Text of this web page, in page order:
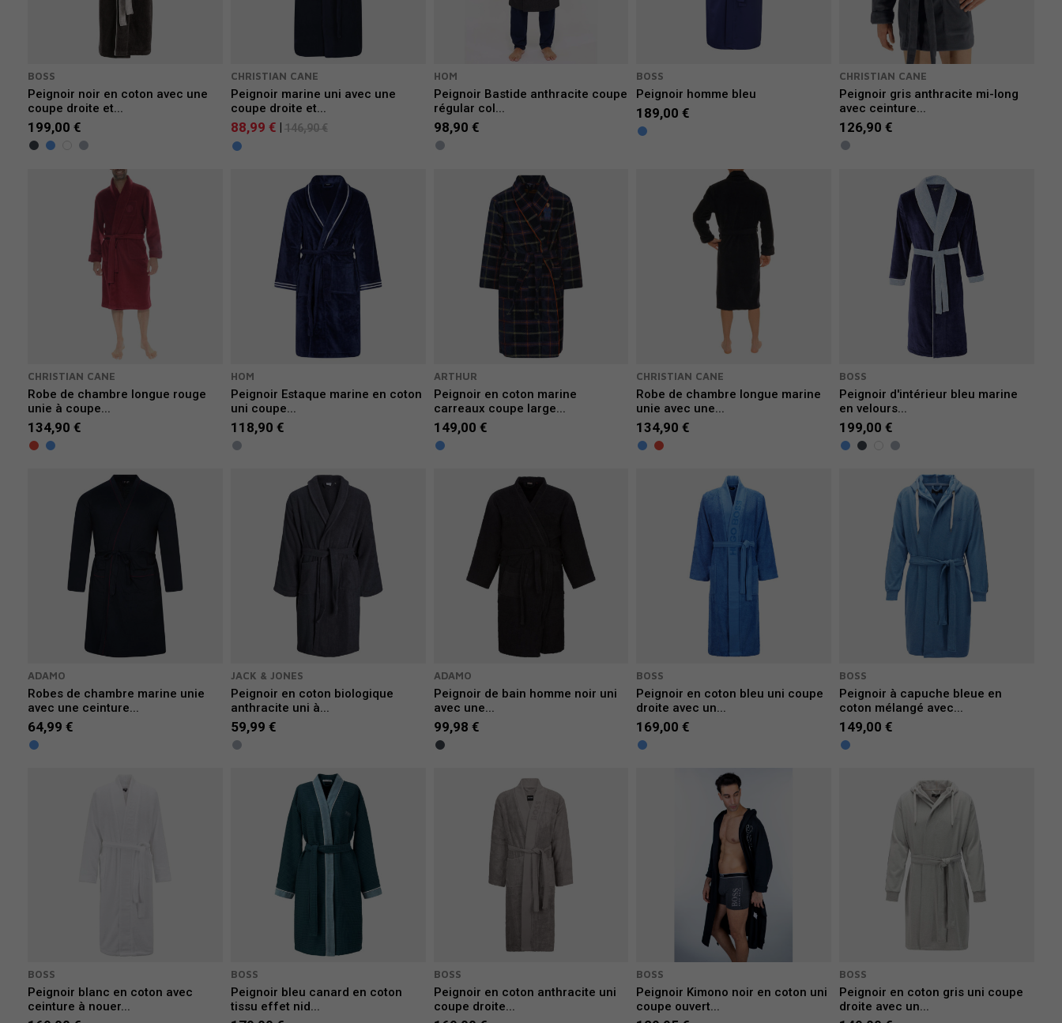
BOSS
Peignoir noir en coton avec une
coupe droite et...
199,00 €
CHRISTIAN CANE
Peignoir marine uni avec une
coupe droite et...
88,99 € 146,90 €
HOM
Peignoir Bastide anthracite coupe
régular col...
98,90 €
BOSS
Peignoir homme bleu
189,00 €
CHRISTIAN CANE
Peignoir gris anthracite mi-long
avec ceinture...
126,90 €
CHRISTIAN CANE
Robe de chambre longue rouge
unie à coupe...
134,90 €
HOM
Peignoir Estaque marine en coton
uni coupe...
118,90 €
ARTHUR
Peignoir en coton marine
carreaux coupe large...
149,00 €
CHRISTIAN CANE
Robe de chambre longue marine
unie avec une...
134,90 €
BOSS
Peignoir d'intérieur bleu marine
en velours...
199,00 €
ADAMO
Robes de chambre marine unie
avec une ceinture...
64,99 €
JACK & JONES
Peignoir en coton biologique
anthracite uni à...
59,99 €
ADAMO
Peignoir de bain homme noir uni
avec une...
99,98 €
BOSS
Peignoir en coton bleu uni coupe
droite avec un...
169,00 €
BOSS
Peignoir à capuche bleue en
coton mélangé avec...
149,00 €
BOSS
Peignoir blanc en coton avec
ceinture à nouer...
BOSS
Peignoir bleu canard en coton
tissu effet nid...
BOSS
Peignoir en coton anthracite uni
coupe droite...
BOSS
Peignoir Kimono noir en coton uni
coupe ouvert...
BOSS
Peignoir en coton gris uni coupe
droite avec un...